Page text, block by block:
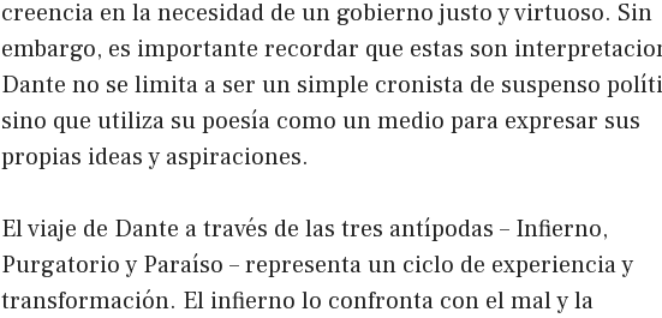
creencia en la necesidad de un gobierno justo y virtuoso. Sin
embargo, es importante recordar que estas son
Dante no se limita a ser un simple cronista de suspenso
sino que utiliza su poesía como un medio para expresar sus
propias ideas y aspiraciones.
El viaje de Dante a través de las tres antípodas – Infierno,
Purgatorio y Paraíso – representa un ciclo de experiencia y
transformación. El infierno lo confronta con el mal y la